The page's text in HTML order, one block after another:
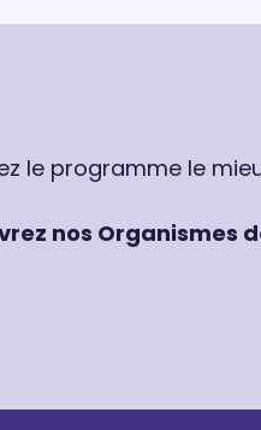
le programme le
nos Organismes